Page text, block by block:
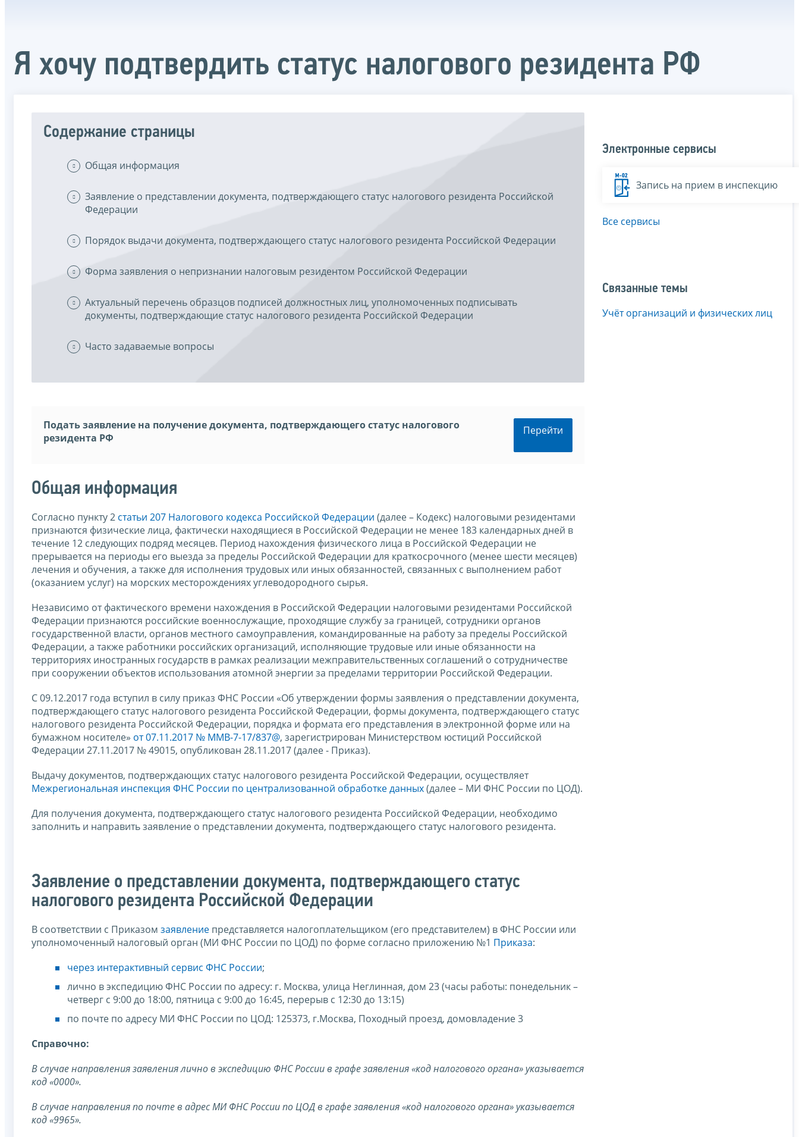
Я хочу подтвердить статус налогового резидента РФ
Содержание страницы
Общая информация
Заявление о представлении документа, подтверждающего статус налогового резидента Российской
Федерации
Порядок выдачи документа, подтверждающего статус налогового резидента Российской Федерации
Форма заявления о непризнании налоговым резидентом Российской Федерации
Актуальный перечень образцов подписей должностных лиц, уполномоченных подписывать
документы, подтверждающие статус налогового резидента Российской Федерации
Часто задаваемые вопросы
Перейти
Подать заявление на получение документа, подтверждающего статус налогового
резидента РФ
Общая информация
Согласно пункту 2 статьи 207 Налогового кодекса Российской Федерации (далее – Кодекс) налоговыми резидентами
признаются физические лица, фактически находящиеся в Российской Федерации не менее 183 календарных дней в
течение 12 следующих подряд месяцев. Период нахождения физического лица в Российской Федерации не
прерывается на периоды его выезда за пределы Российской Федерации для краткосрочного (менее шести месяцев)
лечения и обучения, а также для исполнения трудовых или иных обязанностей, связанных с выполнением работ
(оказанием услуг) на морских месторождениях углеводородного сырья.
Независимо от фактического времени нахождения в Российской Федерации налоговыми резидентами Российской
Федерации признаются российские военнослужащие, проходящие службу за границей, сотрудники органов
государственной власти, органов местного самоуправления, командированные на работу за пределы Российской
Федерации, а также работники российских организаций, исполняющие трудовые или иные обязанности на
территориях иностранных государств в рамках реализации межправительственных соглашений о сотрудничестве
при сооружении объектов использования атомной энергии за пределами территории Российской Федерации.
С 09.12.2017 года вступил в силу приказ ФНС России «Об утверждении формы заявления о представлении документа,
подтверждающего статус налогового резидента Российской Федерации, формы документа, подтверждающего статус
налогового резидента Российской Федерации, порядка и формата его представления в электронной форме или на
бумажном носителе» от 07.11.2017 № ММВ-7-17/837@, зарегистрирован Министерством юстиций Российской
Федерации 27.11.2017 № 49015, опубликован 28.11.2017 (далее - Приказ).
Выдачу документов, подтверждающих статус налогового резидента Российской Федерации, осуществляет
Межрегиональная инспекция ФНС России по централизованной обработке данных(далее – МИ ФНС России по ЦОД).
Для получения документа, подтверждающего статус налогового резидента Российской Федерации, необходимо
заполнить и направить заявление о представлении документа, подтверждающего статус налогового резидента.
Заявление о представлении документа, подтверждающего статус
налогового резидента Российской Федерации
В соответствии с Приказом заявление представляется налогоплательщиком (его представителем) в ФНС России или
уполномоченный налоговый орган (МИ ФНС России по ЦОД) по форме согласно приложению №1 Приказа:
через интерактивный сервис ФНС России;
лично в экспедицию ФНС России по адресу: г. Москва, улица Неглинная, дом 23 (часы работы: понедельник –
четверг с 9:00 до 18:00, пятница с 9:00 до 16:45, перерыв с 12:30 до 13:15)
по почте по адресу МИ ФНС России по ЦОД: 125373, г.Москва, Походный проезд, домовладение 3
Cправочно:
В случае направления заявления лично в экспедицию ФНС России в графе заявления «код налогового органа» указывается
код «0000».
В случае направления по почте в адрес МИ ФНС России по ЦОД в графе заявления «код налогового органа» указывается
код «9965».
Электронные сервисы
Запись на прием в инспекцию
Все сервисы
Связанные темы
Учёт организаций и физических лиц